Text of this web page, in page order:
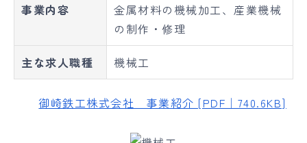
事業内容
金属材料の機械加工、産業機械
の制作・修理
主な求人職種 機械工
御崎鉄工株式会社 事業紹介 [PDF｜740.6KB]